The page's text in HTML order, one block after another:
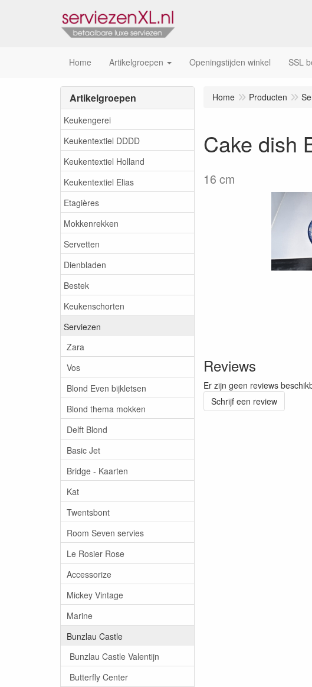
Home Artikelgroepen Openingstijden winkel SSL
Artikelgroepen
Keukengerei
Keukentextiel DDDD
Keukentextiel Holland
Keukentextiel Elias
Etagières
Mokkenrekken
Servetten
Dienbladen
Bestek
Keukenschorten
Serviezen
Zara
Vos
Blond Even bijkletsen
Blond thema mokken
Delft Blond
Basic Jet
Bridge - Kaarten
Kat
Twentsbont
Room Seven servies
Le Rosier Rose
Accessorize
Mickey Vintage
Marine
Bunzlau Castle
Bunzlau Castle Valentijn
Butterfly Center
Home Producten
Cake dish
16 cm
Reviews
Er zijn geen reviews
Schrijf een review